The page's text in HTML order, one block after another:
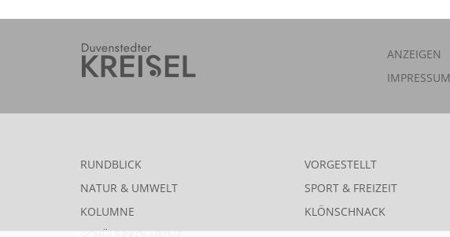
ANZEIGEN
IMPRESSUM
RUNDBLICK VORGESTELLT
NATUR & UMWELT
SPORT & FREIZEIT
KOLUMNE
KLÖNSCHNACK